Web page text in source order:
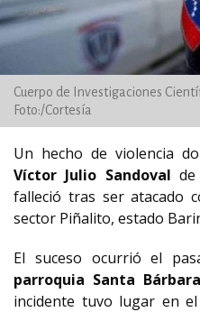
Cuerpo de Investigaciones
Foto:/Cortesía
Un hecho de violencia
Víctor Julio Sandoval
falleció tras ser atacado
sector Piñalito, estado
El suceso ocurrió el
parroquia Santa
incidente tuvo lugar en